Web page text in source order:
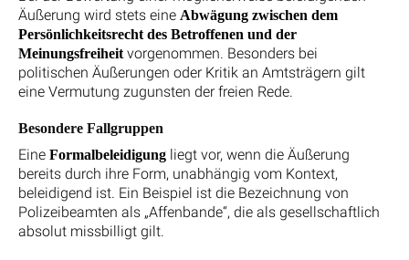
Äußerung wird stets eine Abwägung zwischen dem
Persönlichkeitsrecht des Betroffenen und der
Meinungsfreiheit vorgenommen. Besonders bei
politischen Äußerungen oder Kritik an Amtsträgern gilt
eine Vermutung zugunsten der freien Rede.
Besondere Fallgruppen
Eine Formalbeleidigung liegt vor, wenn die Äußerung
bereits durch ihre Form, unabhängig vom Kontext,
beleidigend ist. Ein Beispiel ist die Bezeichnung von
Polizeibeamten als „Affenbande“, die als gesellschaftlich
absolut missbilligt gilt.